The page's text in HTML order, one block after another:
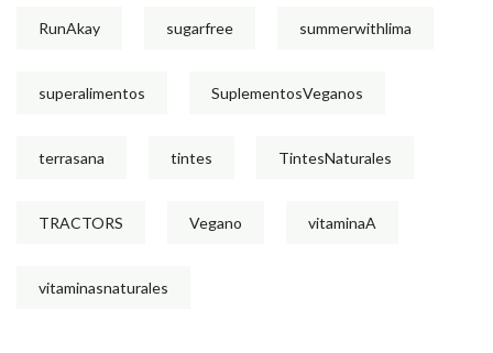
RunAkay sugarfree summerwithlima
superalimentos SuplementosVeganos
terrasana tintes TintesNaturales
TRACTORS Vegano vitaminaA
vitaminasnaturales